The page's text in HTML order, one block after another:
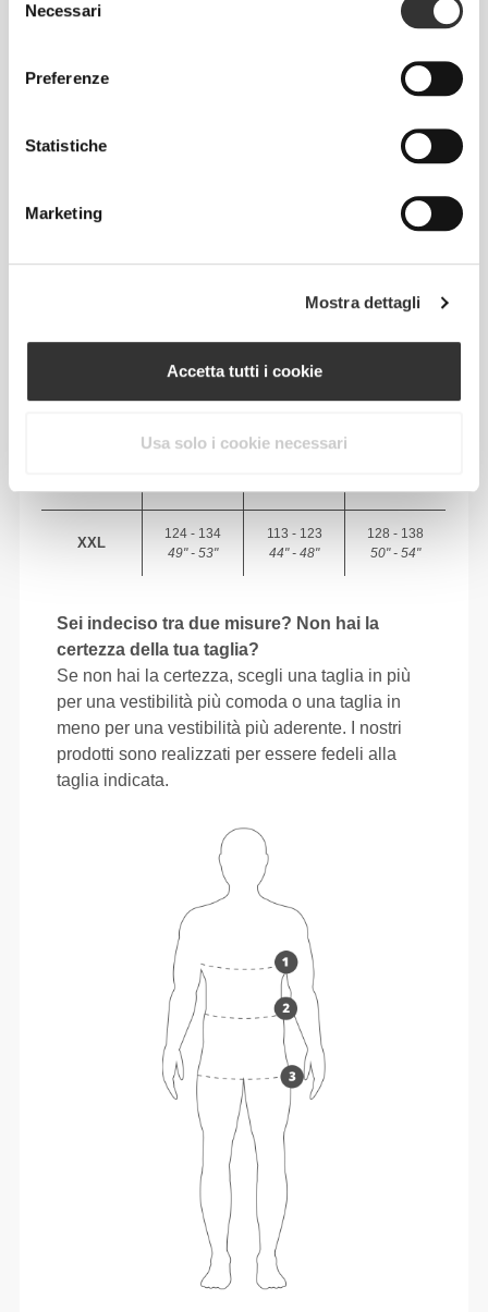
delNecessari
Preferenze
Statistiche
Marketing
Mostra dettagli
Accetta tutti i cookie
Usa solo i cookie necessari
Totale libertà di movimento. La tua vestibilità
TAGLIA
FIANCHI
(cm)/(in)
88 - 94
74 - 81
89 - 96
M
104 - 110
92 - 99
107 - 114
XXL
124 - 134
49" - 53"
113 - 123
44" - 48"
128 - 138
50" - 54"
Sei indeciso tra due misure? Non hai la
certezza della tua taglia?
Se non hai la certezza, scegli una taglia in più
per una vestibilità più comoda o una taglia in
meno per una vestibilità più aderente. I nostri
prodotti sono realizzati per essere fedeli alla
taglia indicata.